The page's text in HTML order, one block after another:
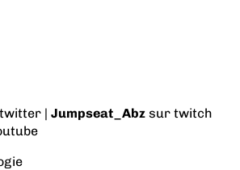
|Jumpseat_Abz sur twitch